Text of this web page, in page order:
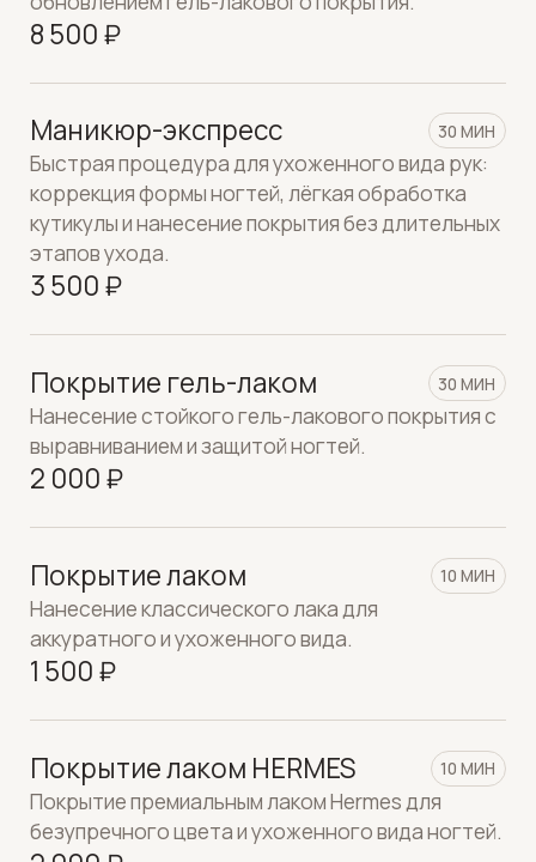
Нанесение стойкого гель-лакового покрытия с
выравниванием и защитой ногтей.
Покрытие лаком
Нанесение классического лака для
аккуратного и ухоженного вида.
1 500 ₽
Покрытие лаком HERMES
Покрытие премиальным лаком Hermes для
2 000 ₽
Снятие гель-лака 20 МИН
Бережное и безопасное удаление гель-
пластины.
1 500 ₽
Педикюр классический /
комбинированный /
Классический (обрезной / атравматичный
уходом на косметике австралийского бренда
Christina Fitzgerald и немецкого бренда Gehwol.
В стоимость входит покрытие лаком.
7 500 ₽